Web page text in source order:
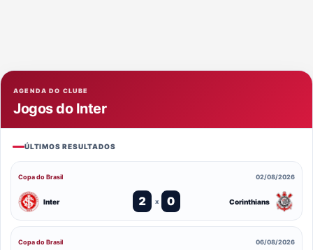
AGENDA DO CLUBE
Jogos do Inter
ÚLTIMOS RESULTADOS
Copa do Brasil 02/08/2026
Inter 2 x 0 Corinthians
Copa do Brasil 06/08/2026